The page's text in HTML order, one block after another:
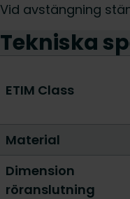
Vid avstängning
Tekniska
ETIM Class
Material
Dimension
röranslutning